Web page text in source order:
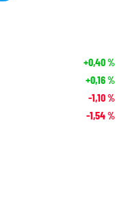
+0,40%
+0,16%
-1,10%
-1,54%